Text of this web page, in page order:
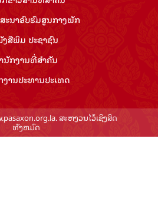
ສະນາອົບຮົມ​ສູນ​ກາງ​ພັກ
ສືພິມ ປະ​ຊາ​ຊົນ
ນັກ​ງານ​ທີ່​ສຳ​ຄັນ
ງານ​ປະ​ທານ​ປະ​ເທດ
ສະຫງວນໄວ້ເຊິງສິດ
ທັງຫມົດ